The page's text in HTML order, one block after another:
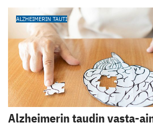
ALZHEIMERIN TAUTI
Alzheimerin taudin vasta-